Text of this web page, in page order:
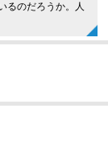
るのだろうか。人